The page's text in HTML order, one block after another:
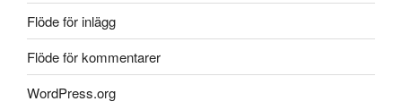
Flöde för inlägg
Flöde för kommentarer
WordPress.org